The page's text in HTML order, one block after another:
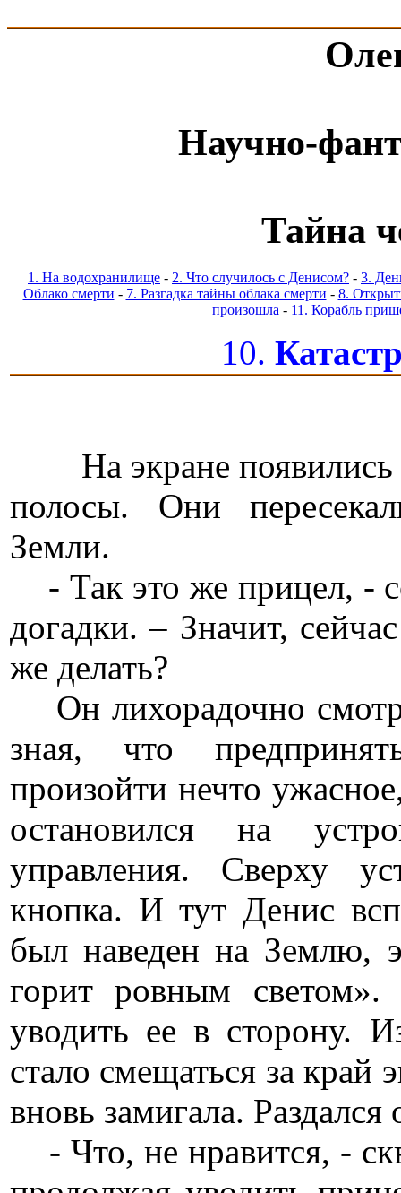
Научно-
Тайна
1. На водохранилище - 2. Что случилось с Денисом? - 3.
Облако смерти - 7. Разгадка тайны облака смерти - 8.
произошла - 11. Корабль
10.
На экране появились
полосы. Они
Земли.
- Так это же прицел, -
догадки. – Значит,
же делать?
Он лихорадочно
зная, что
произойти нечто
остановился на
управления. Сверху
кнопка. И тут Денис
был наведен на Землю,
горит ровным
уводить ее в сторону.
стало смещаться за край
вновь замигала.
- Что, не нравится, -